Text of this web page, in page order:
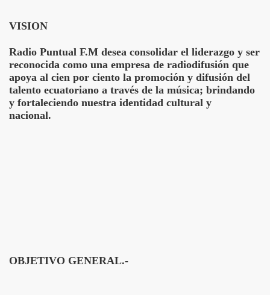
VISION
Radio Puntual F.M desea consolidar el liderazgo y ser
reconocida como una empresa de radiodifusión que
apoya al cien por ciento la promoción y difusión del
talento ecuatoriano a través de la música; brindando
y fortaleciendo nuestra identidad cultural y
nacional.
OBJETIVO GENERAL.-